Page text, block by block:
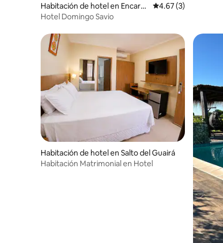
Habitación de hotel en Encarn
ación
Calificación
4.67 (3)
Hotel Domingo Savio
Habitación de hotel en Salto del Guairá
Habitación Matrimonial en Hotel